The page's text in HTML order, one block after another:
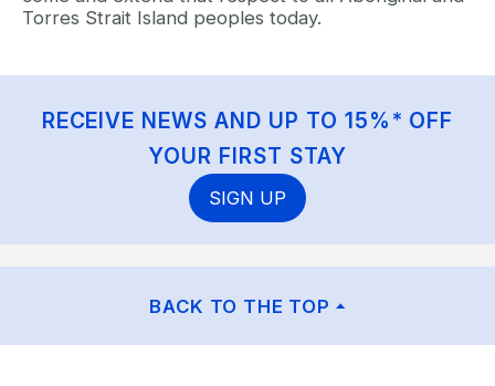
Torres Strait Island peoples today.
RECEIVE NEWS AND UP TO 15%* OFF
YOUR FIRST STAY
SIGN UP
BACK TO THE TOP